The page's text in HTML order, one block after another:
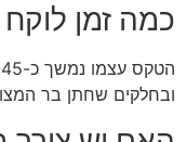
כמה זמן
ובחלקים שחתן בר